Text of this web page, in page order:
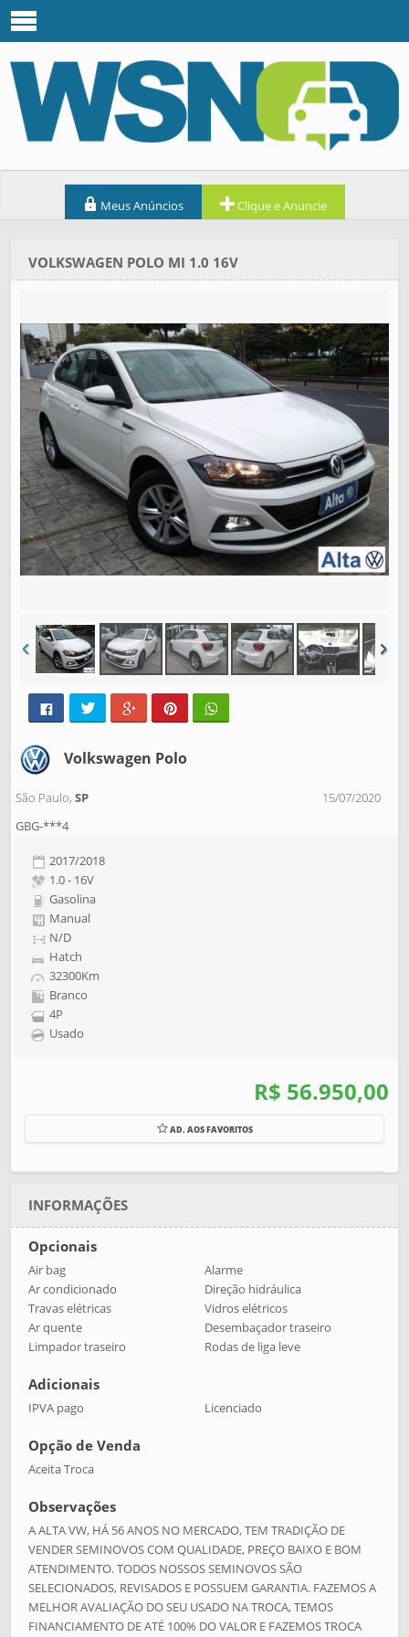
Meus Anúncios Clique e Anuncie
VOLKSWAGEN POLO MI 1.0 16V
Volkswagen Polo
São Paulo,SP
15/07/2020
GBG-***4
2017/2018
1.0 - 16V
Gasolina
Manual
N/D
Hatch
32300Km
Branco
4P
Usado
R$ 56.950,00
AD. AOS FAVORITOS
INFORMAÇÕES
Opcionais
Air bag
Alarme
Ar condicionado
Direção hidráulica
Travas elétricas
Vidros elétricos
Ar quente
Desembaçador traseiro
Limpador traseiro
Rodas de liga leve
Adicionais
IPVA pago Licenciado
Opção de Venda
Aceita Troca
Observações
A ALTA VW, HÁ 56 ANOS NO MERCADO, TEM TRADIÇÃO DE
VENDER SEMINOVOS COM QUALIDADE, PREÇO BAIXO E BOM
ATENDIMENTO. TODOS NOSSOS SEMINOVOS SÃO
SELECIONADOS, REVISADOS E POSSUEM GARANTIA. FAZEMOS A
MELHOR AVALIAÇÃO DO SEU USADO NA TROCA, TEMOS
FINANCIAMENTO DE ATÉ 100% DO VALOR E FAZEMOS TROCA